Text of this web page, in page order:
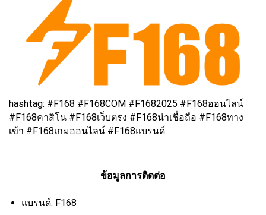
hashtag: #F168 #F168COM #F1682025 #F168ออนไลน์
#F168คาสิโน #F168เว็บตรง #F168น่าเชื่อถือ #F168ทาง
เข้า #F168เกมออนไลน์ #F168แบรนด์
ข้อมูลการติดต่อ
แบรนด์: F168